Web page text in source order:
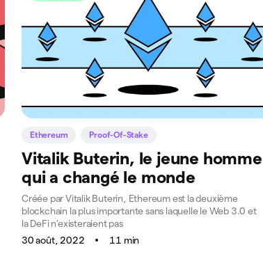
Ethereum Proof-Of-Stake
Vitalik Buterin, le jeune homme
qui a changé le monde
Créée par Vitalik Buterin, Ethereum est la deuxième
blockchain la plus importante sans laquelle le Web 3.0 et
la DeFi n’existeraient pas
30 août, 2022
11 min